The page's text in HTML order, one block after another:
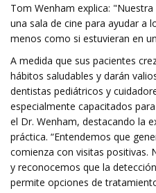
Tom Wenham explica:
una sala de cine para ayudar a
menos como si estuvieran en
A medida que sus pacientes
hábitos saludables y darán
dentistas pediátricos y
especialmente capacitados
el Dr. Wenham, destacando la
práctica. “Entendemos que
comienza con visitas positivas.
y reconocemos que la
permite opciones de